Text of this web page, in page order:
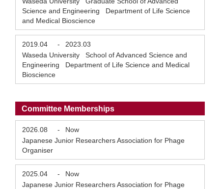
Science and Engineering Department of Life Science
and Medical Bioscience
2019.04 -
2023.03
Waseda University School of Advanced Science and
Engineering Department of Life Science and Medical
Bioscience
Committee Memberships
2026.08 -
Now
Japanese Junior Researchers Association for Phage
Organiser
2025.04 -
Now
Japanese Junior Researchers Association for Phage